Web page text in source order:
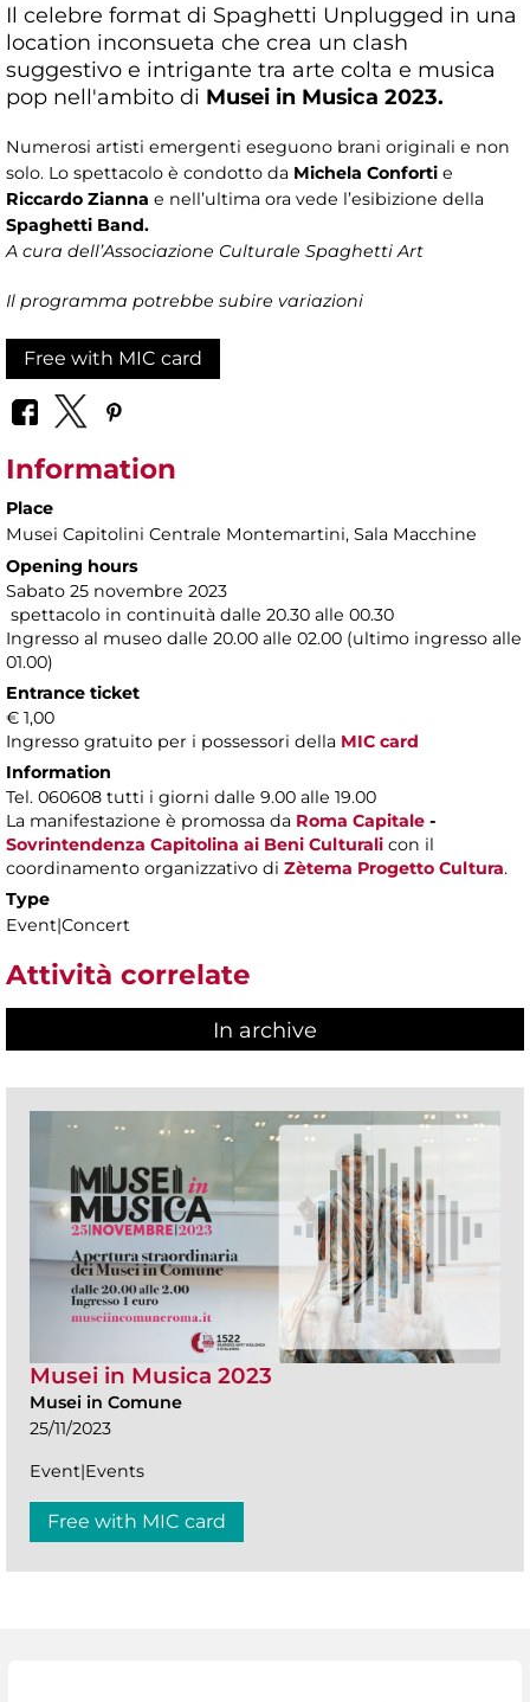
Il celebre format di Spaghetti Unplugged in una
location inconsueta che crea un clash
suggestivo e intrigante tra arte colta e musica
pop nell'ambito di Musei in Musica 2023.
Numerosi artisti emergenti eseguono brani originali e non
solo. Lo spettacolo è condotto da Michela Conforti e
Riccardo Zianna e nell’ultima ora vede l’esibizione della
Spaghetti Band.
A cura dell’Associazione Culturale Spaghetti Art
Il programma potrebbe subire variazioni
Free with MIC card
Information
Place
Musei Capitolini Centrale Montemartini, Sala Macchine
Opening hours
Sabato 25 novembre 2023
spettacolo in continuità dalle 20.30 alle 00.30
Ingresso al museo dalle 20.00 alle 02.00 (ultimo ingresso alle
01.00)
Entrance ticket
€ 1,00
Ingresso gratuito per i possessori della MIC card
Information
Tel. 060608 tutti i giorni dalle 9.00 alle 19.00
La manifestazione è promossa da Roma Capitale -
Sovrintendenza Capitolina ai Beni Culturali con il
coordinamento organizzativo di Zètema Progetto Cultura.
Type
Event|Concert
Attività correlate
In archive
Musei in Musica 2023
Musei in Comune
25/11/2023
Event|Events
Free with MIC card